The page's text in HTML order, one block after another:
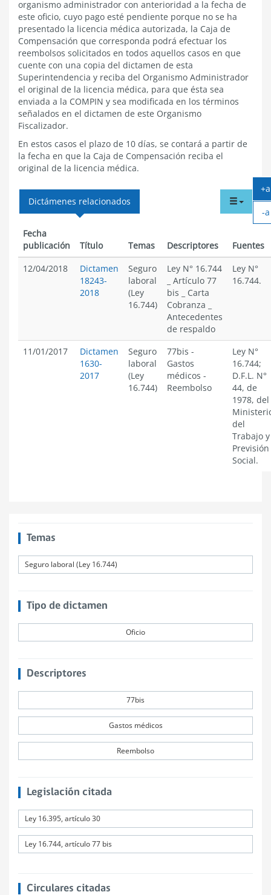
organismo administrador con anterioridad a la fecha de
este oficio, cuyo pago esté pendiente porque no se ha
presentado la licencia médica autorizada, la Caja de
Compensación que corresponda podrá efectuar los
reembolsos solicitados en todos aquellos casos en que
cuente con una copia del dictamen de esta
Superintendencia y reciba del Organismo Administrador
el original de la licencia médica, para que ésta sea
enviada a la COMPIN y sea modificada en los términos
señalados en el dictamen de este Organismo
Fiscalizador.
En estos casos el plazo de 10 días, se contará a partir de
la fecha en que la Caja de Compensación reciba el
original de la licencia médica.
menu
Dictámenes relacionados
Fecha
publicación
Título Temas Descriptores
Fuentes
12/04/2018
Dictamen
18243-
2018
Seguro
laboral
(Ley
16.744)
Ley N° 16.744
_ Artículo 77
bis _ Carta
Cobranza _
Antecedentes
de respaldo
Ley N°
16.744.
11/01/2017
Dictamen
1630-
2017
Seguro
laboral
(Ley
16.744)
77bis -
Gastos
médicos -
Reembolso
Ley N°
16.744;
D.F.L. N°
44, de
1978, del
del
Trabajo y
Previsión
Social.
Temas
Seguro laboral (Ley 16.744)
Tipo de dictamen
Oficio
Descriptores
77bis
Gastos médicos
Reembolso
Legislación citada
Ley 16.395, artículo 30
Ley 16.744, artículo 77 bis
Circulares citadas
+a
-a